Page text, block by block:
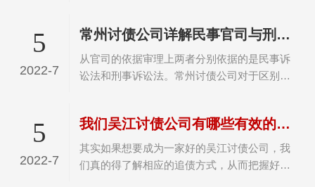
谱的收费，这样的情况电视和报纸上面经常也
报导过，只要签了委…
5
2022-7
常州讨债公司详解民事官司与刑事官司的区别
从官司的依据审理上两者分别依据的是民事诉
讼法和刑事诉讼法。常州讨债公司对于区别可
并不是说经济，社会地位等。民事官司只要是
调解和调整当事人…
5
2022-7
我们吴江讨债公司有哪些有效的讨债技巧
其实如果想要成为一家好的吴江讨债公司，我
们真的得了解相应的追债方式，从而把握好，